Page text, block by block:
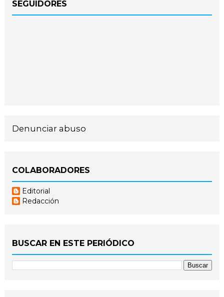
SEGUIDORES
Denunciar abuso
COLABORADORES
Editorial
Redacción
BUSCAR EN ESTE PERIÓDICO